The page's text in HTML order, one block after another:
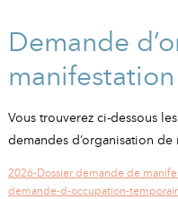
Demande
manifestation
Vous trouverez ci-dessous
demandes d’organisation de
2026-Dossier demande de
demande-d-occupation-